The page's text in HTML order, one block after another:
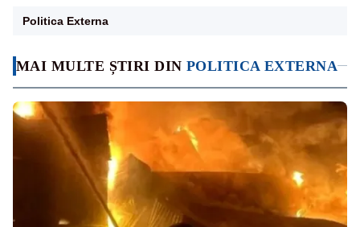
MAI MULTE ȘTIRI DIN POLITICA EXTERNA
Politica Externa